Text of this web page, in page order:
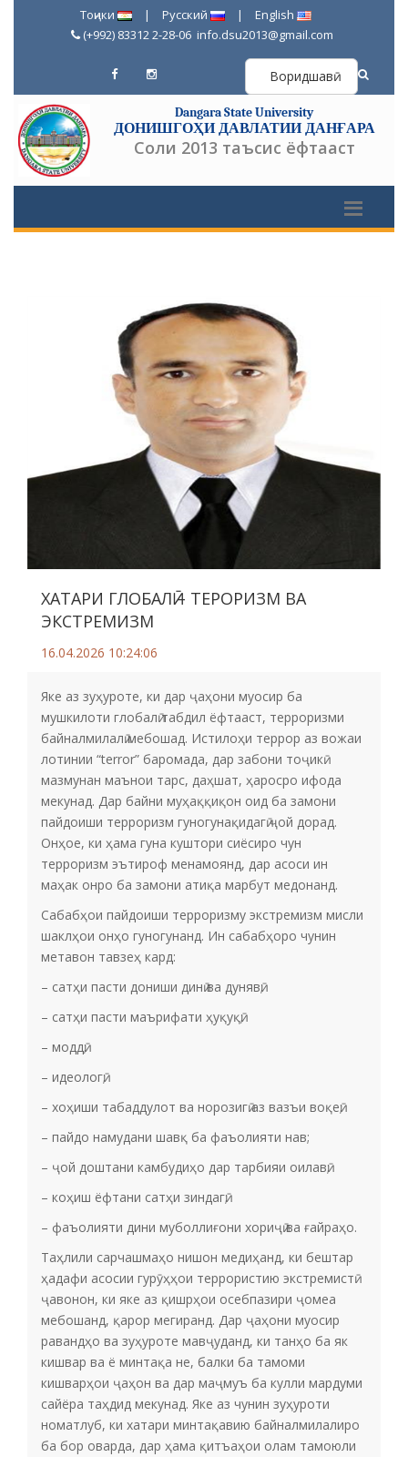
Тоҷики | Русский |
English
(+992) 83312 2-28-06 info.dsu2013@gmail.com
Воридшавӣ
Dangara State University
ДОНИШГОҲИ ДАВЛАТИИ ДАНҒАРА
Соли 2013 таъсис ёфтааст
ХАТАРИ ГЛОБАЛӢ – ТЕРОРИЗМ ВА
ЭКСТРЕМИЗМ
16.04.2026 10:24:06
Яке аз зуҳуроте, ки дар ҷаҳони муосир ба
мушкилоти глобалӣ табдил ёфтааст, терроризми
байналмилалӣ мебошад. Истилоҳи террор аз вожаи
лотинии “terror” баромада, дар забони тоҷикӣ
мазмунан маънои тарс, даҳшат, ҳаросро ифода
мекунад. Дар байни муҳаққиқон оид ба замони
пайдоиши терроризм гуногунақидагӣ ҷой дорад.
Онҳое, ки ҳама гуна куштори сиёсиро чун
терроризм эътироф менамоянд, дар асоси ин
маҳак онро ба замони атиқа марбут медонанд.
Сабабҳои пайдоиши терроризму экстремизм мисли
шаклҳои онҳо гуногунанд. Ин сабабҳоро чунин
метавон тавзеҳ кард:
– сатҳи пасти дониши динӣ ва дунявӣ;
– сатҳи пасти маърифати ҳуқуқӣ;
– моддӣ;
– идеологӣ;
– хоҳиши табаддулот ва норозигӣ аз вазъи воқеӣ;
– пайдо намудани шавқ ба фаъолияти нав;
– ҷой доштани камбудиҳо дар тарбияи оилавӣ;
– коҳиш ёфтани сатҳи зиндагӣ;
– фаъолияти дини муболлиғони хориҷӣ ва ғайраҳо.
Таҳлили сарчашмаҳо нишон медиҳанд, ки бештар
ҳадафи асосии гурӯҳҳои террористию экстремистӣ
ҷавонон, ки яке аз қишрҳои осебпазири ҷомеа
мебошанд, қарор мегиранд. Дар ҷаҳони муосир
равандҳо ва зуҳуроте мавҷуданд, ки танҳо ба як
кишвар ва ё минтақа не, балки ба тамоми
кишварҳои ҷаҳон ва дар маҷмуъ ба кулли мардуми
сайёра таҳдид мекунад. Яке аз чунин зуҳуроти
номатлуб, ки хатари минтақавию байналмилалиро
ба бор оварда, дар ҳама қитъаҳои олам тамоюли